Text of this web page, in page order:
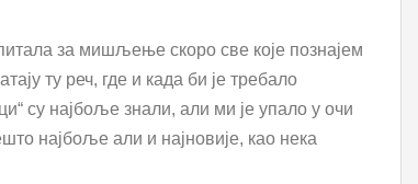
за мишљење скоро све које познајем
ту реч, где и када би је требало
су најбоље знали, али ми је упало у очи
најбоље али и најновије, као нека